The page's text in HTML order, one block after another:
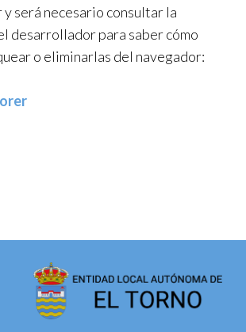
será necesario consultar la
desarrollador para saber cómo
o eliminarlas del navegador: